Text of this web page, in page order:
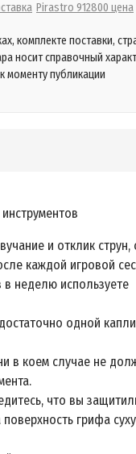
Pirastro 912800 цена
комплекте поставки,
носит справочный
моменту публикации
и отклик струн,
каждой игровой
в неделю используете
одной
в коем случае не
что вы
грифа